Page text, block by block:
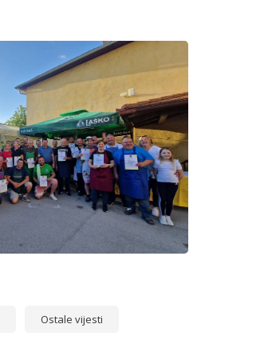
Ostale vijesti